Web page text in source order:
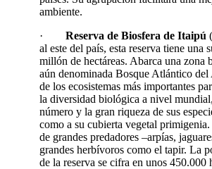
ambiente.
· Reserva de Biosfera de Itaipú
al este del país, esta reserva tiene una
millón de hectáreas. Abarca una zona
aún denominada Bosque Atlántico
de los ecosistemas más importantes
la diversidad biológica a nivel
número y la gran riqueza de sus
como a su cubierta vegetal
de grandes predadores –arpías,
grandes herbívoros como el tapir. La
de la reserva se cifra en unos 450.000